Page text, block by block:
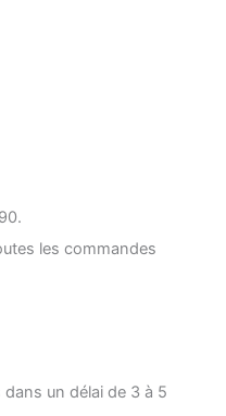
les commandes
un délai de 3 à 5